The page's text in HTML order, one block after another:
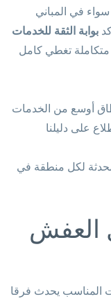
في المباني
بوابة الثقة للخدمات
متكاملة تغطي كامل
أوسع من الخدمات
على دليلنا
لكل منطقة في
العفش
المناسب يحدث فرقا